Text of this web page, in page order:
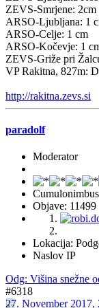
ZEVS-Smrjene: 2cm
ARSO-Ljubljana: 1
ARSO-Celje: 1 cm
ARSO-Kočevje: 1
ZEVS-Griže pri
VP Rakitna, 827m:
http://rakitna.zevs.si
paradolf
Moderator
Cumulonimbus
Objave: 11499
Lokacija:
Naslov IP
Odg: Višina snežne
#6318
27. November 2017,